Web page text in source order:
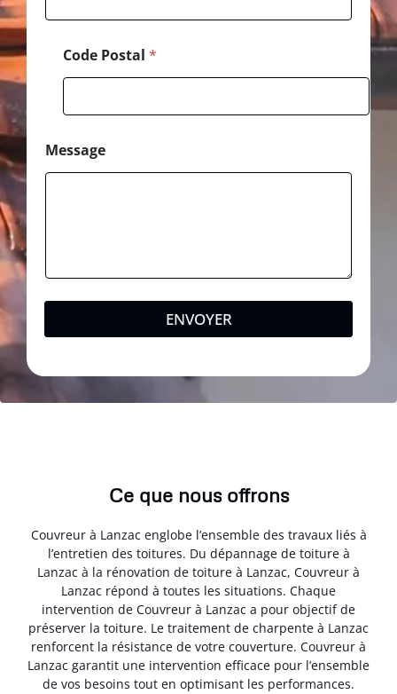
Code Postal *
Message
ENVOYER
Ce que nous offrons
Couvreur à Lanzac englobe l’ensemble des travaux liés à
l’entretien des toitures. Du dépannage de toiture à
Lanzac à la rénovation de toiture à Lanzac, Couvreur à
Lanzac répond à toutes les situations. Chaque
intervention de Couvreur à Lanzac a pour objectif de
préserver la toiture. Le traitement de charpente à Lanzac
renforcent la résistance de votre couverture. Couvreur à
Lanzac garantit une intervention efficace pour l’ensemble
de vos besoins tout en optimisant les performances.